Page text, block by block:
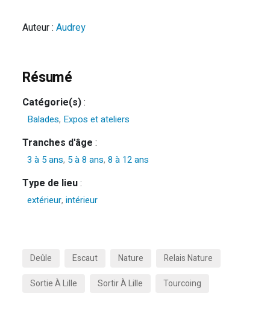
Auteur :Audrey
Résumé
Catégorie(s):
Balades, Expos et ateliers
Tranches d'âge :
3 à 5 ans, 5 à 8 ans,8 à 12 ans
Type de lieu:
extérieur,intérieur
Deûle Escaut Nature
Relais Nature
Sortie À Lille
Sortir À Lille Tourcoing